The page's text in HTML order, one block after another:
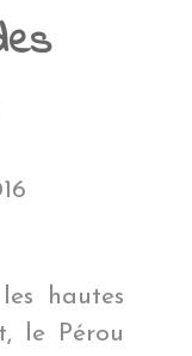
hautes
le Pérou